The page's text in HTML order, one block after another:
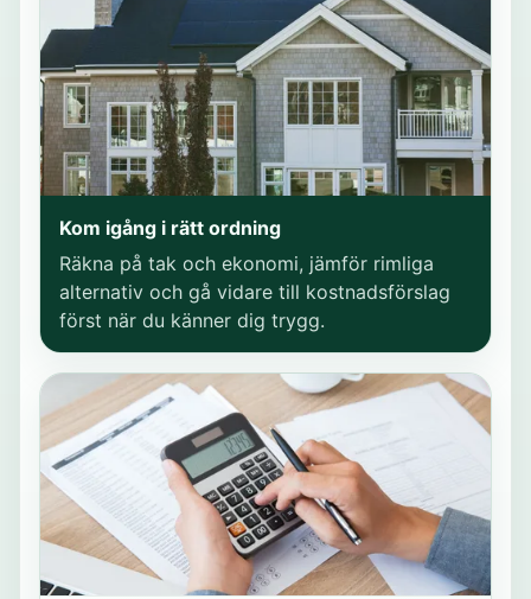
Kom igång i rätt ordning
Räkna på tak och ekonomi, jämför rimliga
alternativ och gå vidare till kostnadsförslag
först när du känner dig trygg.